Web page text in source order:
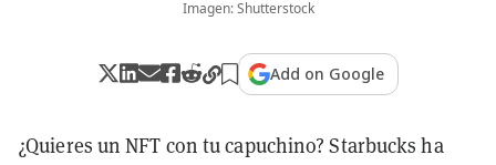
Imagen: Shutterstock
Add on Google
¿Quieres un NFT con tu capuchino? Starbucks ha